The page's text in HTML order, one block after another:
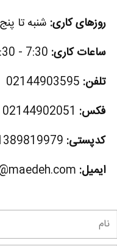
روزهای کاری: شنبه تا
ساعات کاری: 7:30 - 18:30
تلفن: 02144903595
فکس: 02144902051
کدپستی:
ایمیل: